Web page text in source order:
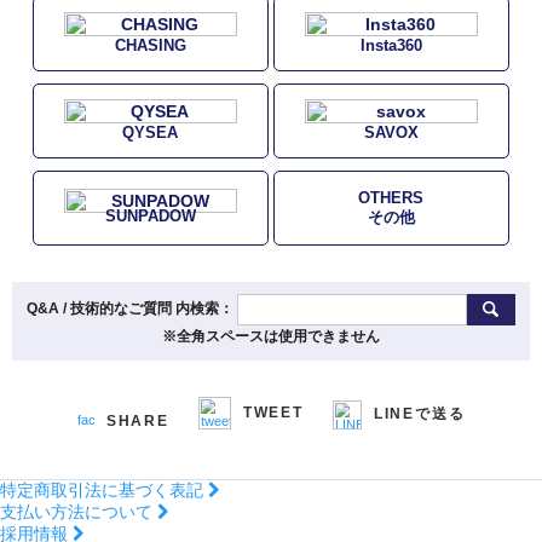
CHASING Insta360
QYSEA SAVOX
SUNPADOW
OTHERS
その他
Q&A / 技術的なご質問 内検索：
※全角スペースは使用できません
SHARE TWEET LINEで送る
特定商取引法に基づく表記
支払い方法について
採用情報